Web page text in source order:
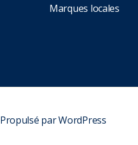
Marques locales
Propulsé par WordPress